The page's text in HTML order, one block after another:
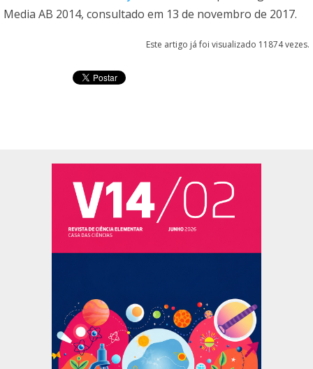
Media AB 2014, consultado em 13 de novembro de 2017.
Este artigo já foi visualizado 11874 vezes.